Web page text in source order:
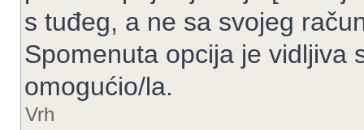
s tuđeg, a ne sa svojeg
Spomenuta opcija je vidljiva
omogućio/la.
Vrh